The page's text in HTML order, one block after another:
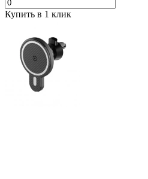
Купить в 1 клик